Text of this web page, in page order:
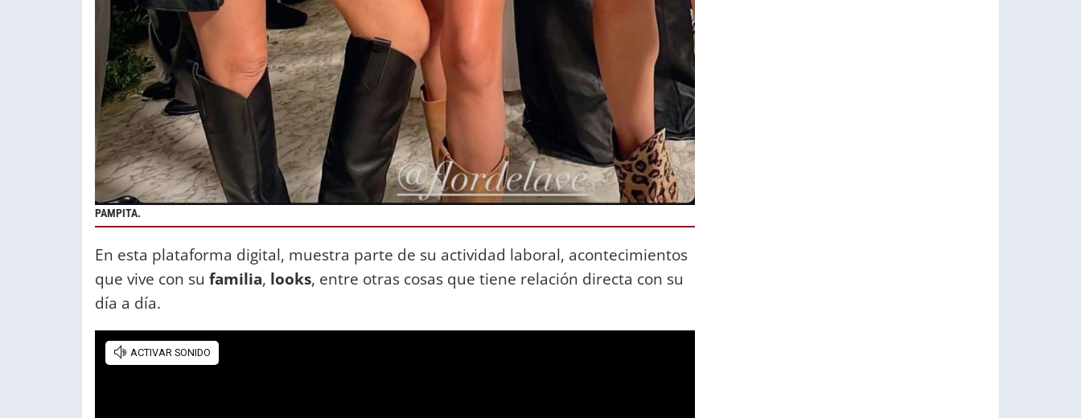
PAMPITA.
En esta plataforma digital, muestra parte de su actividad laboral, acontecimientos
que vive con su familia, looks, entre otras cosas que tiene relación directa con su
día a día.